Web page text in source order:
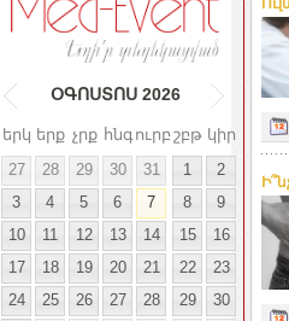
ՕԳՈՍՏՈՍ 2026
երկ երք չրք հնգուրբ շբթ կիր
27
28 29 30 31 1
2
3
4 5 6 7 8
9
10
11 12 13 14 15
16
17
18 19 20 21 22
23
24
25 26 27 28 29
30